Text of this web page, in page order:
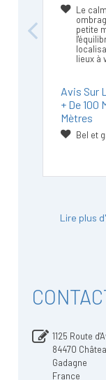
Previous
Le
petite
lieux à
Avis Sur
+ De 100
Mètres
Bel et
Lire plus
1125 Route
84470
Gadagne
France